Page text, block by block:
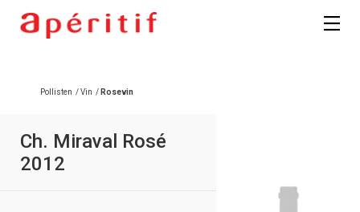
Pollisten /Vin / Rosevin
Ch. Miraval Rosé
2012